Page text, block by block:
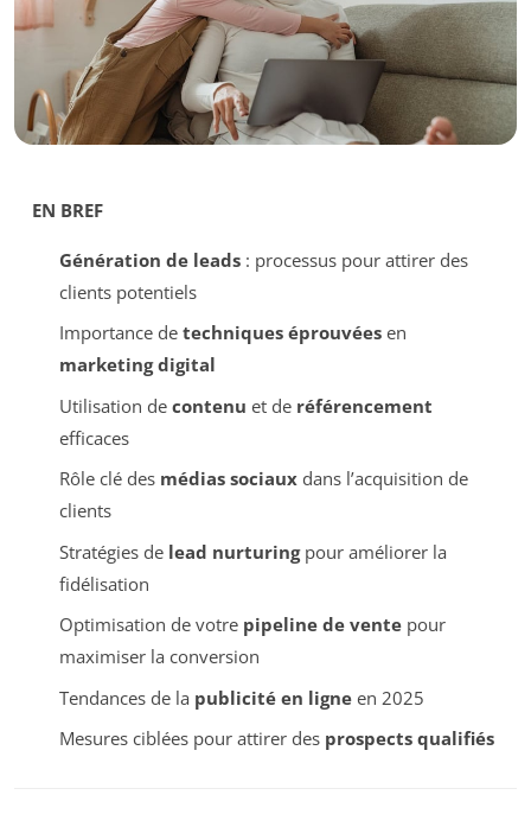
EN BREF
Génération de leads: processus pour attirer des
clients potentiels
Importance de techniques éprouvéesen
marketing digital
Utilisation de contenu et de référencement
efficaces
Rôle clé des médias sociauxdans l’acquisition de
clients
Stratégies de lead nurturingpour améliorer la
fidélisation
Optimisation de votre pipeline de ventepour
maximiser la conversion
Tendances de la publicité en ligneen 2025
Mesures ciblées pour attirer des prospects qualifiés